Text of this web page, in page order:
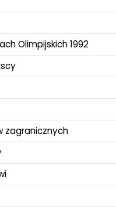
Olimpijskich 1992
zagranicznych